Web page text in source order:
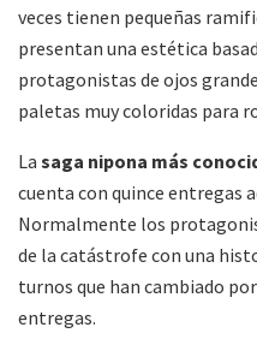
veces tienen pequeñas
presentan una estética
protagonistas de ojos
paletas muy coloridas para
La saga nipona más
cuenta con quince entregas
Normalmente los
de la catástrofe con una
turnos que han cambiado
entregas.